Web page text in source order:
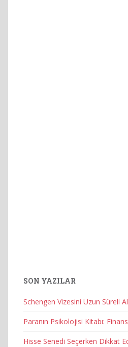
SON YAZILAR
Schengen Vizesini Uzun Süreli
Paranın Psikolojisi Kitabı:
Hisse Senedi Seçerken Dikkat